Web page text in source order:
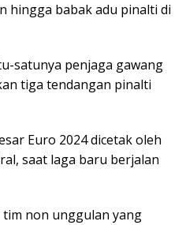
hingga babak adu pinalti di
satunya penjaga gawang
tiga tendangan pinalti
Euro 2024 dicetak oleh
saat laga baru berjalan
tim non unggulan yang